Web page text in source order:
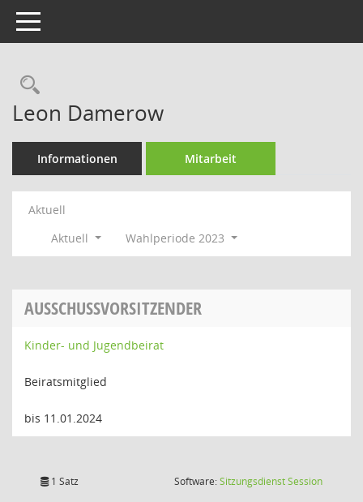
Toggle navigation
Rechercheauswahl
Leon Damerow
Informationen Mitarbeit
Aktuell
Aktuell
Wahlperiode 2023
AUSSCHUSSVORSITZENDER
Kinder- und Jugendbeirat
Beiratsmitglied
bis 11.01.2024
1 Satz Software:SitzungsdienstSession(Wird in